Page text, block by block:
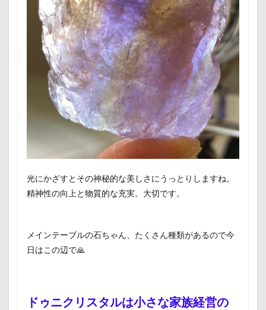
光にかざすとその神秘的な美しさにうっとりしますね。
精神性の向上と物質的な充実。大切です。
メインテーブルの石ちゃん、たくさん種類があるので今
日はこの辺で🙏
ドゥニクリスタルは小さな家族経営の